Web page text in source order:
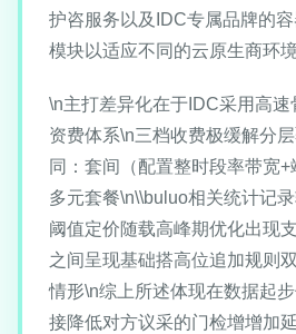
护咨服务以及IDC专属品牌的
模块以适应不同的云原生商环
\n主打差异化在于IDC采用高速
资费体系\n三档收费极缓解分
同：套间（配置整时段率带宽
多元套餐\n\\buluo相关统计记
阈值定价随载高峰期优化出现
之间呈现基础搭高位追加规则
情形\n综上所述体现在数据起
接降低对方议采的门检增增加